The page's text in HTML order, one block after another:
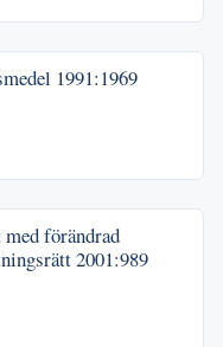
1991:1969
förändrad
2001:989